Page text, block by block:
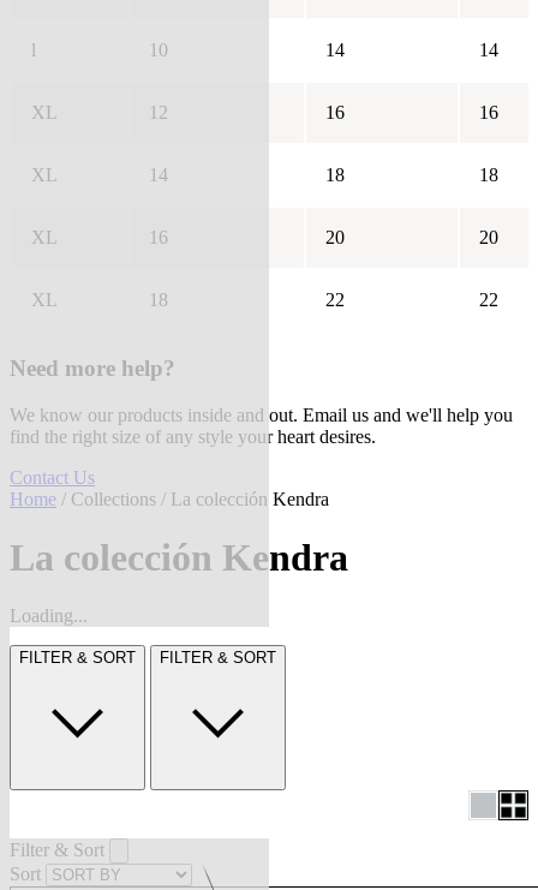
l 10 14 14
XL 12 16 16
XL 14 18 18
XL 16 20 20
XL 18 22 22
Need more help?
We know our products inside and out. Email us and we'll help you
find the right size of any style your heart desires.
Contact Us
Home / Collections / La colección Kendra
La colección Kendra
Loading...
FILTER & SORT FILTER & SORT
Filter & Sort
Sort